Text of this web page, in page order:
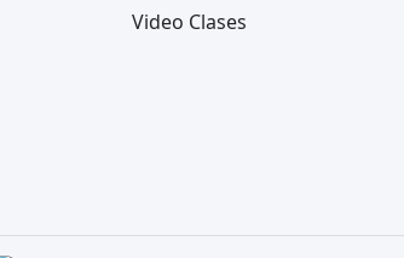
Video Clases